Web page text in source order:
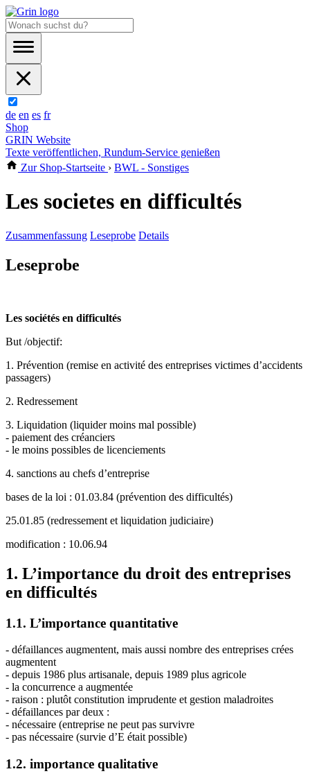
de en es fr
Shop
GRIN Website
Texte veröffentlichen, Rundum-Service genießen
Zur Shop-Startseite › BWL - Sonstiges
Les societes en difficultés
Zusammenfassung Leseprobe Details
Leseprobe
Les sociétés en difficultés
But /objectif:
1. Prévention (remise en activité des entreprises victimes d’accidents
passagers)
2. Redressement
3. Liquidation (liquider moins mal possible)
- paiement des créanciers
- le moins possibles de licenciements
4. sanctions au chefs d’entreprise
bases de la loi : 01.03.84 (prévention des difficultés)
25.01.85 (redressement et liquidation judiciaire)
modification : 10.06.94
1. L’importance du droit des entreprises
en difficultés
1.1. L’importance quantitative
- défaillances augmentent, mais aussi nombre des entreprises crées
augmentent
- depuis 1986 plus artisanale, depuis 1989 plus agricole
- la concurrence a augmentée
- raison : plutôt constitution imprudente et gestion maladroites
- défaillances par deux :
- nécessaire (entreprise ne peut pas survivre
- pas nécessaire (survie d’E était possible)
1.2. importance qualitative